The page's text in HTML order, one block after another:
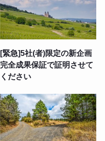
[緊急]5社(者)限定の新企画
完全成果保証で証明させて
ください